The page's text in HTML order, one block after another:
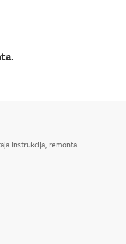
instrukcija, remonta